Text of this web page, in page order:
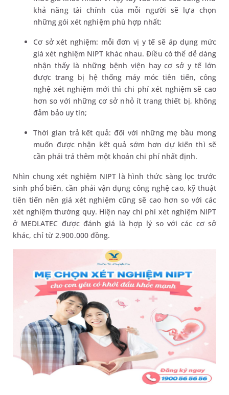
khả năng tài chính của mỗi người sẽ lựa chọn
những gói xét nghiệm phù hợp nhất;
Cơ sở xét nghiệm: mỗi đơn vị y tế sẽ áp dụng mức
giá xét nghiệm NIPT khác nhau. Điều có thể dễ dàng
nhận thấy là những bệnh viện hay cơ sở y tế lớn
được trang bị hệ thống máy móc tiên tiến, công
nghệ xét nghiệm mới thì chi phí xét nghiệm sẽ cao
hơn so với những cơ sở nhỏ ít trang thiết bị, không
đảm bảo uy tín;
Thời gian trả kết quả: đối với những mẹ bầu mong
muốn được nhận kết quả sớm hơn dự kiến thì sẽ
cần phải trả thêm một khoản chi phí nhất định.
Nhìn chung xét nghiệm NIPT là hình thức sàng lọc trước
sinh phổ biến, cần phải vận dụng công nghệ cao, kỹ thuật
tiên tiến nên giá xét nghiệm cũng sẽ cao hơn so với các
xét nghiệm thường quy. Hiện nay chi phí xét nghiệm NIPT
ở MEDLATEC được đánh giá là hợp lý so với các cơ sở
khác, chỉ từ 2.900.000 đồng.